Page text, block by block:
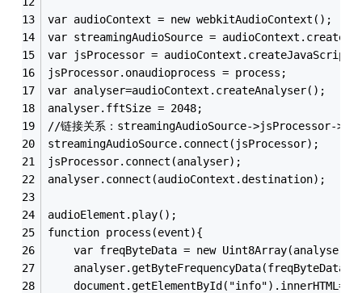
var audioContext = new webkitAudioContext();
var streamingAudioSource =
var jsProcessor =
jsProcessor.onaudioprocess = process;
var analyser=audioContext.createAnalyser();
analyser.fftSize = 2048;
//链接关系：streamingAudioSource->jsProcessor-
streamingAudioSource.connect(jsProcessor);
jsProcessor.connect(analyser);
analyser.connect(audioContext.destination);
audioElement.play();
function process(event){
var freqByteData = new
analyser.getByteFrequencyData(freqByteData);